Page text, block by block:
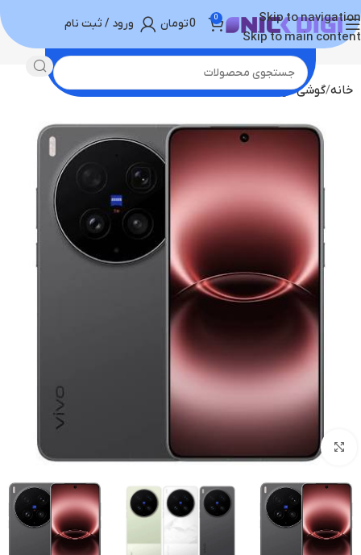
Skip to navigation
Skip to main content
0
0تومان ورود / ثبت نام
خانه گوشی موبایل گوشی vivo
برای بزرگنمایی کلیک کنید